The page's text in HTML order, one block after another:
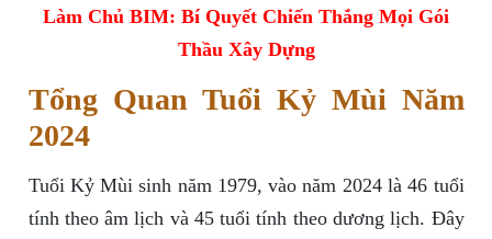
Làm Chủ BIM: Bí Quyết Chiến Thắng Mọi Gói
Thầu Xây Dựng
Tổng Quan Tuổi Kỷ Mùi Năm
2024
Tuổi Kỷ Mùi sinh năm 1979, vào năm 2024 là 46 tuổi
tính theo âm lịch và 45 tuổi tính theo dương lịch. Đây